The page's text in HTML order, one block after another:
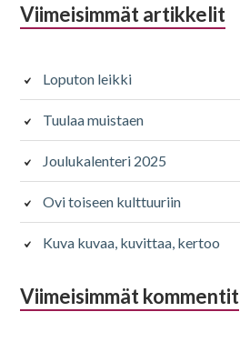
Alapalkin
Viimeisimmät artikkelit
Loputon leikki
Tuulaa muistaen
Joulukalenteri 2025
Ovi toiseen kulttuuriin
Kuva kuvaa, kuvittaa, kertoo
Viimeisimmät kommentit